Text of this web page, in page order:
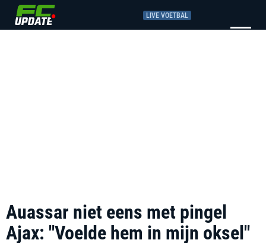
LIVE VOETBAL
Auassar niet eens met pingel
Ajax: "Voelde hem in mijn oksel"